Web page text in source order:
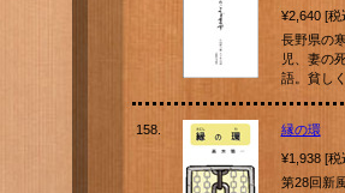
¥2,640 [
長野県の
児、妻の
語。貧し
158.
縁の環
¥1,938 [
第28回新